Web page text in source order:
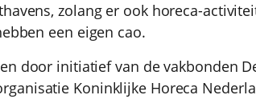
zolang er ook horeca-
een eigen cao.
door initiatief van de vakbonden
Koninklijke Horeca